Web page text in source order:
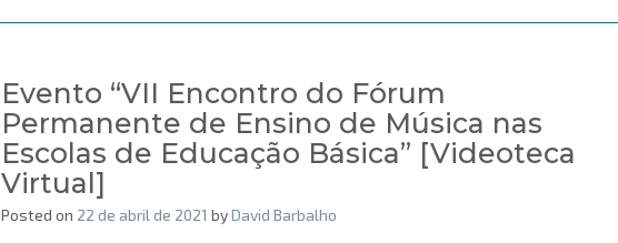
Evento “VII Encontro do Fórum
Permanente de Ensino de Música nas
Escolas de Educação Básica” [Videoteca
Virtual]
Posted on 22 de abril de 2021 byDavid Barbalho